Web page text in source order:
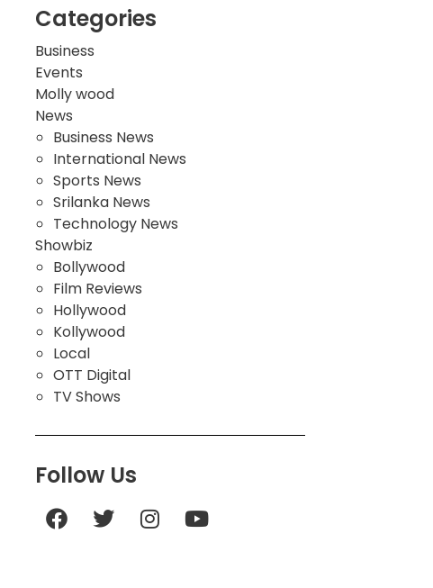
Categories
Business
Events
Molly wood
News
Business News
International News
Sports News
Srilanka News
Technology News
Showbiz
Bollywood
Film Reviews
Hollywood
Kollywood
Local
OTT Digital
TV Shows
Follow Us